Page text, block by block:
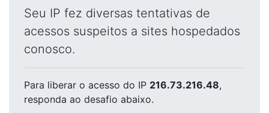
Seu IP fez diversas tentativas de
acessos suspeitos a sites hospedados
conosco.
Para liberar o acesso do IP 216.73.216.48,
responda ao desafio abaixo.